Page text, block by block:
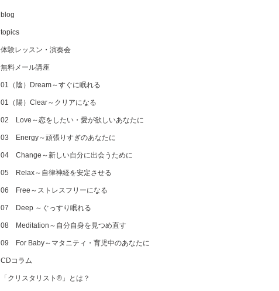
blog
topics
体験レッスン・演奏会
無料メール講座
01（陰）Dream～すぐに眠れる
01（陽）Clear～クリアになる
02 Love～恋をしたい・愛が欲しいあなたに
03 Energy～頑張りすぎのあなたに
04 Change～新しい自分に出会うために
05 Relax～自律神経を安定させる
06 Free～ストレスフリーになる
07 Deep ～ぐっすり眠れる
08 Meditation～自分自身を見つめ直す
09 For Baby～マタニティ・育児中のあなたに
CDコラム
「クリスタリスト®」とは？